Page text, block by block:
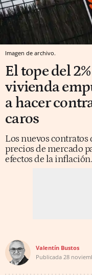
Imagen de archivo.
El tope del
vivienda
a hacer
caros
Los nuevos
precios de mercado
efectos de la inflación.
Valentín Bustos
Publicada 28